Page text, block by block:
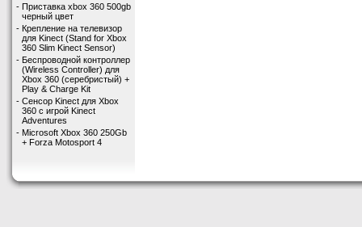
- Приставка xbox 360 500gb
черный цвет
- Крепление на телевизор
для Kinect (Stand for Xbox
360 Slim Kinect Sensor)
- Беспроводной контроллер
(Wireless Controller) для
Xbox 360 (серебристый) +
Play & Charge Kit
- Сенсор Kinect для Xbox
360 с игрой Kinect
Adventures
- Microsoft Xbox 360 250Gb
+ Forza Motosport 4